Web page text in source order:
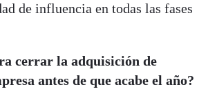
de influencia en todas las fases
cerrar la adquisición de
antes de que acabe el año?